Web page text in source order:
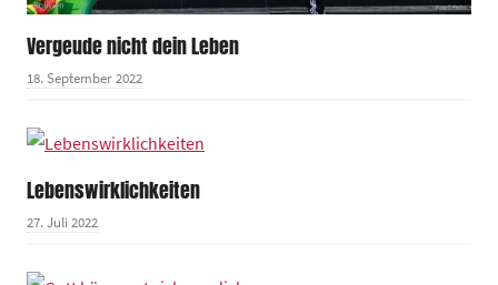
Vergeude nicht dein Leben
18. September 2022
Lebenswirklichkeiten
27. Juli 2022